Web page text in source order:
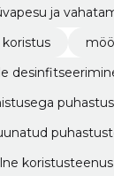
ja
koristusteenus